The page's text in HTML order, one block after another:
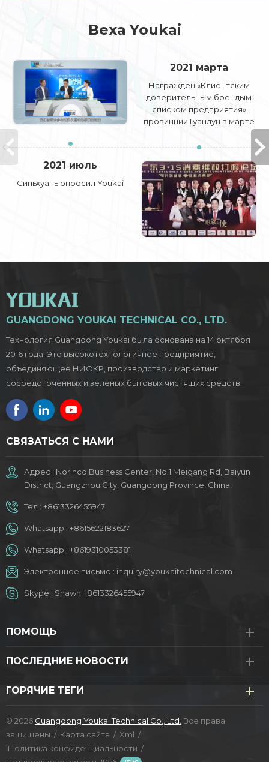
Веха Youkai
2021 июль
Синьхуань опросил Youkai
2021 марта
Награжден «Клиентским
доверительным брендым
списком предприятия»
провинции Гуандун в марте
GUANGDONG YOUKAI TECHNICAL CO., LTD.
Технология Guangdong Youkai была основана на 14 октября
2016 года. Это высокотехнологичное предприятие,
объединяющее НИОКР, производство и маркетинг
сосредоточенных и зеленых бытовых чистящих средств.
СВЯЗАТЬСЯ С НАМИ
Адрес : Norinco Business Center, No.1 Meigang Rd, Baiyun
District, Guangzhou City, Guangdong Province, China.
Тел : +8613326455947
Whatsapp : +8615622183627
Whatsapp : +8619310053381
Электронное письмо : inquiry@youkaitechnical.com
Skype : Shawn +8613326455947
ПОМОЩЬ
ПОСЛЕДНИЕ НОВОСТИ
ГОРЯЧИЕ ТЕГИ
© 2026 Guangdong Youkai Technical Co., Ltd. Все права
защищены. / Карта сайта / Xml /
Политика конфиденциальности /